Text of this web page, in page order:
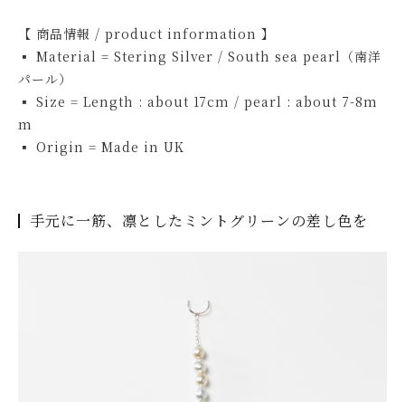
【 商品情報 / product information 】
▪ Material = Stering Silver / South sea pearl（南洋
パール）
▪ Size = Length : about 17cm / pearl : about 7-8m
m
▪ Origin = Made in UK
手元に一筋、凛としたミントグリーンの差し色を